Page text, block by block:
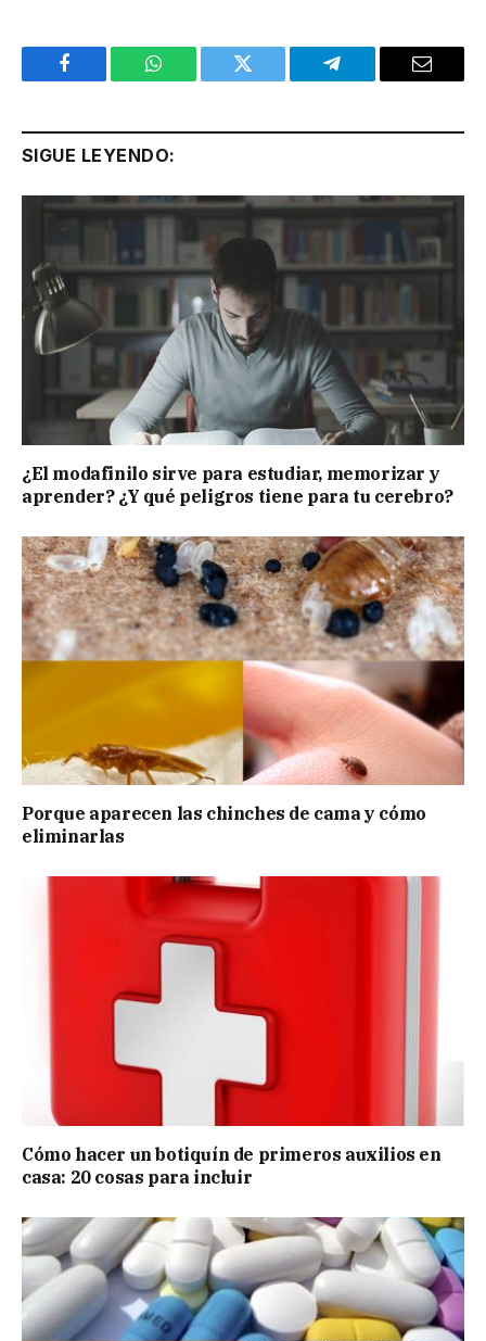
Facebook WhatsApp Twitter Telegram Email
SIGUE LEYENDO:
¿El modafinilo sirve para estudiar, memorizar y
aprender? ¿Y qué peligros tiene para tu cerebro?
Porque aparecen las chinches de cama y cómo
eliminarlas
Cómo hacer un botiquín de primeros auxilios en
casa: 20 cosas para incluir